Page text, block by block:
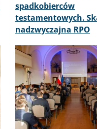
spadkobierców
testamentowych.
nadzwyczajna RPO
Obraz